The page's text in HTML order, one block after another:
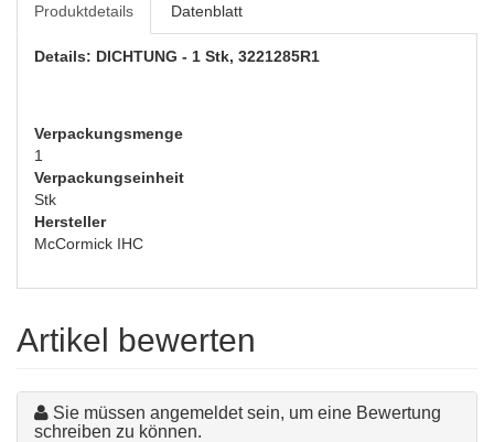
Produktdetails Datenblatt
Details: DICHTUNG - 1 Stk, 3221285R1
Verpackungsmenge
1
Verpackungseinheit
Stk
Hersteller
McCormick IHC
Artikel bewerten
Sie müssen angemeldet sein, um eine Bewertung
schreiben zu können.